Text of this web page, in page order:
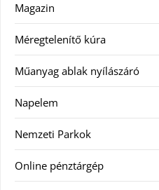
Magazin
Méregtelenítő kúra
Műanyag ablak nyílászáró
Napelem
Nemzeti Parkok
Online pénztárgép